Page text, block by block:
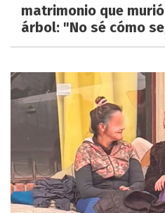
matrimonio que
árbol: "No sé cómo